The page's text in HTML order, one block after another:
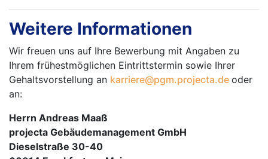
Weitere Informationen
Wir freuen uns auf Ihre Bewerbung mit Angaben zu
Ihrem frühestmöglichen Eintrittstermin sowie Ihrer
Gehaltsvorstellung an karriere@pgm.projecta.de oder
an:
Herrn Andreas Maaß
projecta Gebäudemanagement GmbH
Dieselstraße 30-40